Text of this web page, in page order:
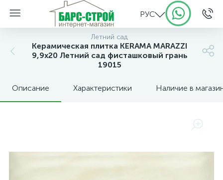
РУС
Летний сад
Керамическая плитка KERAMA MARAZZI
9,9х20 Летний сад фисташковый грань
19015
Описание Характеристики Наличие в